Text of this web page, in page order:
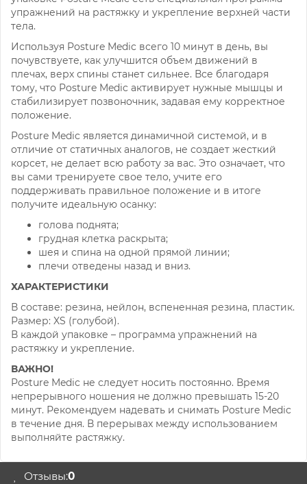
упражнений на растяжку и укрепление верхней части
тела.
Используя Posture Medic всего 10 минут в день, вы
почувствуете, как улучшится объем движений в
плечах, верх спины станет сильнее. Все благодаря
тому, что Posture Medic активирует нужные мышцы и
стабилизирует позвоночник, задавая ему корректное
положение.
Posture Medic является динамичной системой, и в
отличие от статичных аналогов, не создает жесткий
корсет, не делает всю работу за вас. Это означает, что
вы сами тренируете свое тело, учите его
поддерживать правильное положение и в итоге
получите идеальную осанку:
голова поднята;
грудная клетка раскрыта;
шея и спина на одной прямой линии;
плечи отведены назад и вниз.
ХАРАКТЕРИСТИКИ
В составе: резина, нейлон, вспененная резина, пластик.
Размер: XS (голубой).
В каждой упаковке – программа упражнений на
растяжку и укрепление.
ВАЖНО!
Posture Medic не следует носить постоянно. Время
непрерывного ношения не должно превышать 15-20
минут. Рекомендуем надевать и снимать Posture Medic
в течение дня. В перерывах между использованием
выполняйте растяжку.
Отзывы:0